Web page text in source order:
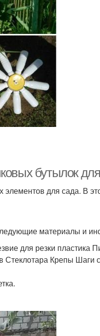
бутылок
для сада. В
материалы и
для резки пластика
Крепы Шаги